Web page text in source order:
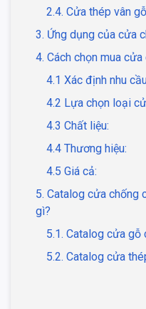
2.4. Cửa thép vân gỗ
3. Ứng dụng của cửa
4. Cách chọn mua
4.1 Xác định nhu
4.2 Lựa chọn loại
4.3 Chất liệu:
4.4 Thương hiệu:
4.5 Giá cả:
5. Catalog cửa chống
gì?
5.1. Catalog cửa gỗ
5.2. Catalog cửa